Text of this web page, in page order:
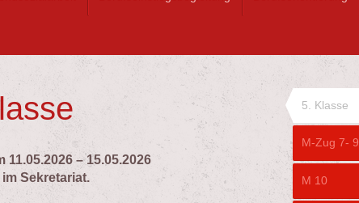
– 15.05.2026
Sekretariat.
5. Klasse
M-Zug 7- 9
M 10